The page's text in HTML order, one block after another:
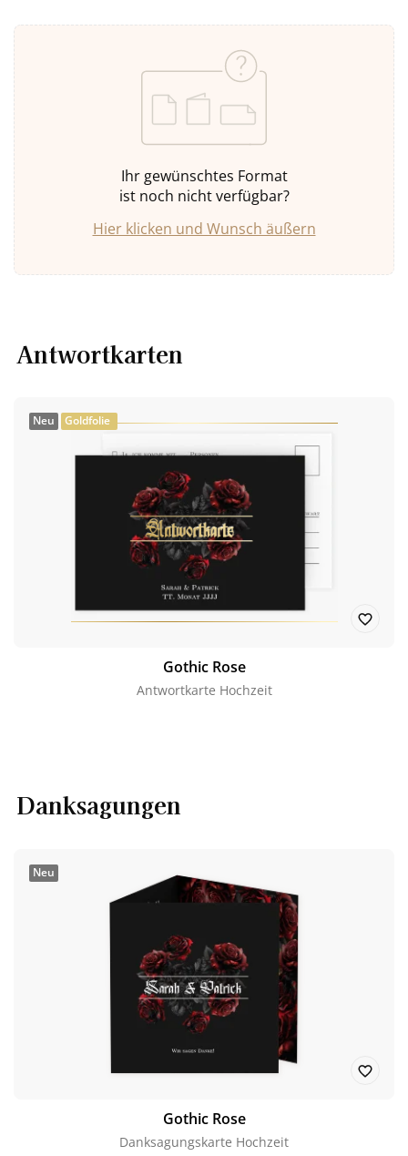
Ihr gewünschtes Format
ist noch nicht verfügbar?
Hier klicken und Wunsch äußern
Antwortkarten
Neu Goldfolie
Gothic Rose
Antwortkarte Hochzeit
Danksagungen
Neu
Gothic Rose
Danksagungskarte Hochzeit